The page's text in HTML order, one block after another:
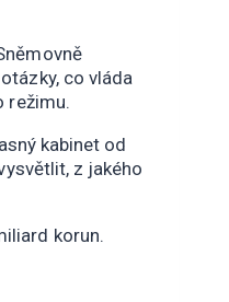
co vláda
režimu.
kabinet od
z jakého
korun.